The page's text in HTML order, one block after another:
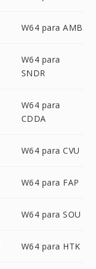
W64 para AMB
W64 para
SNDR
W64 para
CDDA
W64 para CVU
W64 para FAP
W64 para SOU
W64 para HTK